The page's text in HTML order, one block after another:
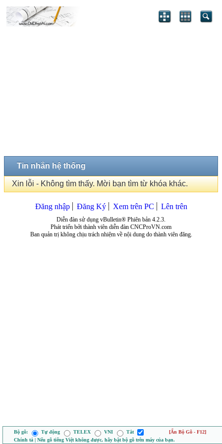
Tin nhắn hệ thống
Xin lỗi - Không tìm thấy. Mời bạn tìm từ khóa khác.
Đăng nhập Đăng Ký Xem trên PC Lên trên
Diễn đàn sử dụng vBulletin® Phiên bản 4.2.3.
Phát triển bởi thành viên diễn đàn CNCProVN.com
Ban quản trị không chịu trách nhiệm về nội dung do thành viên đăng.
Bộ gõ: Tự động TELEX VNI Tắt
[Ẩn Bộ Gõ - F12]
Chính tả | Nếu gõ tiếng Việt không được, hãy bật bộ gõ trên máy của bạn.